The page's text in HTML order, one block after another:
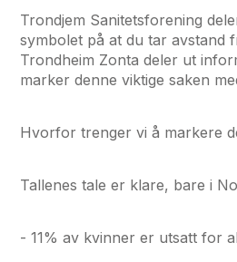
Trondjem Sanitetsforening
symbolet på at du tar avstand
Trondheim Zonta deler ut
marker denne viktige saken
Hvorfor trenger vi å markere
Tallenes tale er klare, bare i
- 11% av kvinner er utsatt for